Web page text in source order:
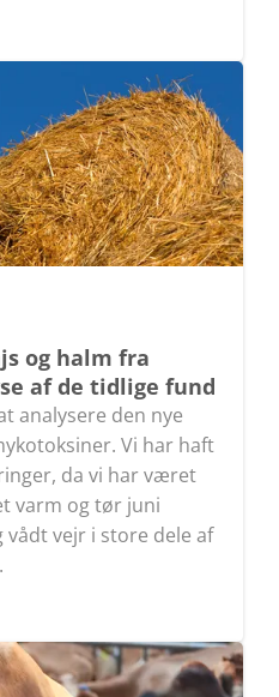
og halm fra
af de tidlige fund
analysere den nye
Vi har haft
da vi har været
varm og tør juni
vejr i store dele af